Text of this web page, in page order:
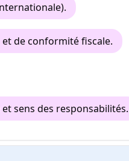
de conformité fiscale.
sens des responsabilités.